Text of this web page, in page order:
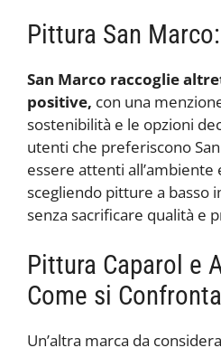
Pittura San Marco:
San Marco raccoglie
positive, con una
sostenibilità e le opzioni
utenti che preferiscono
essere attenti all’ambiente
scegliendo pitture a basso
senza sacrificare qualità e
Pittura Caparol e
Come si
Un’altra marca da